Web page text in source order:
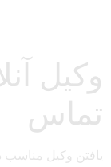
وکیل
تماس
یافتن وکیل مناسب